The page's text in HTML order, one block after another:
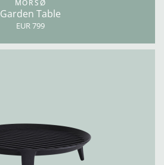
MORSØ
Garden Table
EUR 799